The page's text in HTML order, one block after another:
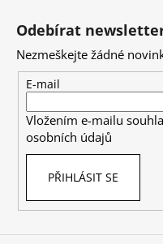
Odebírat
Nezmeškejte žádné
E-mail
Vložením e-mailu
osobních údajů
PŘIHLÁSIT SE